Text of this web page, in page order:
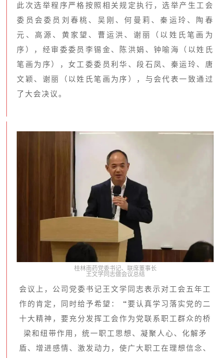
此次选举程序严格按照相关规定执行，选举产生工会
委员会委员刘春桃、吴刚、何曼莉、秦运玲、陶春
元、高源、黄家望、曹运洪、谢丽（以姓氏笔画为
序），经审委委员李锡金、陈洪娟、钟喻海（以姓氏
笔画为序），女工委委员利华、段石凤、秦运玲、唐
文颖、谢丽（以姓氏笔画为序），与会代表一致通过
了大会决议。
桂林南药党委书记、联席董事长
王文学同志做会议总结
会议上，公司党委书记王文学同志表示对工会五年工
作的肯定，同时给予希望：“要认真学习落实党的二
十大精神，要充分发挥工会作为党联系职工群众的桥
梁和纽带作用，统一职工思想、凝聚人心、化解矛
盾、增进感情、激发动力，使广大职工在理想信念、